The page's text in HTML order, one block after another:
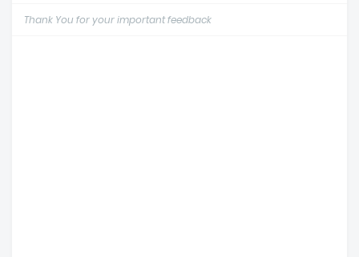
Thank You for your important feedback